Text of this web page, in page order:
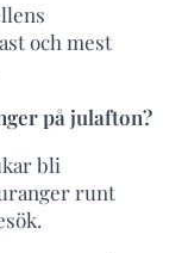
och mest
på julafton?
bli
runt